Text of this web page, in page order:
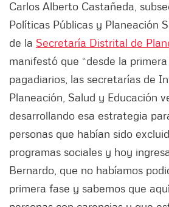
Carlos Alberto Castañeda,
Políticas Públicas y Planeación
de la Secretaría Distrital de
manifestó que “desde la
pagadiarios, las secretarías de
Planeación, Salud y Educación
desarrollando esa estrategia
personas que habían sido
programas sociales y hoy
Bernardo, que no habíamos
primera fase y sabemos que